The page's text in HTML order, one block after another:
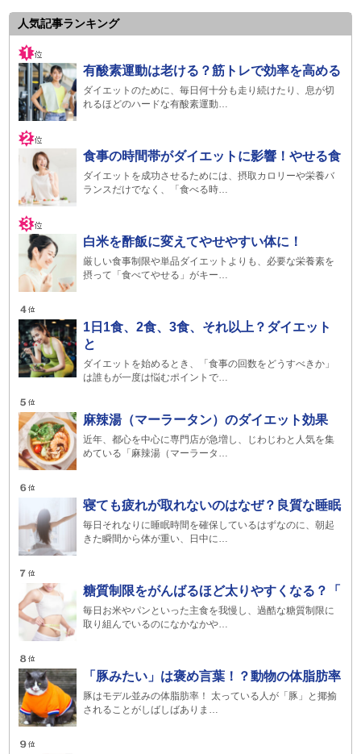
人気記事ランキング
有酸素運動は老ける？筋トレで効率を高める
ダイエットのために、毎日何十分も走り続けたり、息が切
れるほどのハードな有酸素運動…
食事の時間帯がダイエットに影響！やせる食
ダイエットを成功させるためには、摂取カロリーや栄養バ
ランスだけでなく、「食べる時…
白米を酢飯に変えてやせやすい体に！
厳しい食事制限や単品ダイエットよりも、必要な栄養素を
摂って「食べてやせる」がキー…
1日1食、2食、3食、それ以上？ダイエット
と
ダイエットを始めるとき、「食事の回数をどうすべきか」
は誰もが一度は悩むポイントで…
麻辣湯（マーラータン）のダイエット効果
近年、都心を中心に専門店が急増し、じわじわと人気を集
めている「麻辣湯（マーラータ…
寝ても疲れが取れないのはなぜ？良質な睡眠
毎日それなりに睡眠時間を確保しているはずなのに、朝起
きた瞬間から体が重い、日中に…
糖質制限をがんばるほど太りやすくなる？「
毎日お米やパンといった主食を我慢し、過酷な糖質制限に
取り組んでいるのになかなかや…
「豚みたい」は褒め言葉！？動物の体脂肪率
豚はモデル並みの体脂肪率！ 太っている人が「豚」と揶揄
されることがしばしばありま…